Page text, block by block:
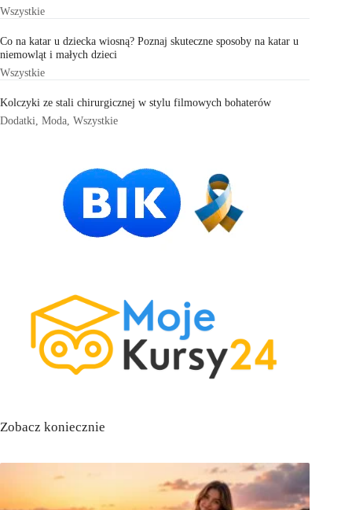
Wszystkie
Co na katar u dziecka wiosną? Poznaj skuteczne sposoby na katar u
niemowląt i małych dzieci
Wszystkie
Kolczyki ze stali chirurgicznej w stylu filmowych bohaterów
Dodatki Moda Wszystkie
Zobacz koniecznie